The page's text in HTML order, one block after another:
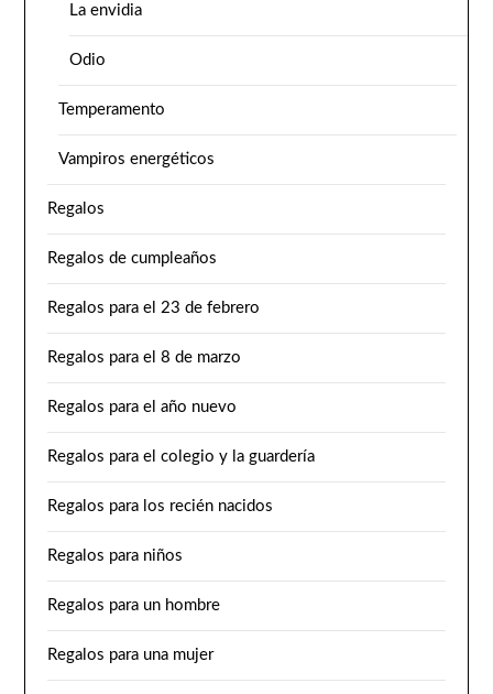
La envidia
Odio
Temperamento
Vampiros energéticos
Regalos
Regalos de cumpleaños
Regalos para el 23 de febrero
Regalos para el 8 de marzo
Regalos para el año nuevo
Regalos para el colegio y la guardería
Regalos para los recién nacidos
Regalos para niños
Regalos para un hombre
Regalos para una mujer